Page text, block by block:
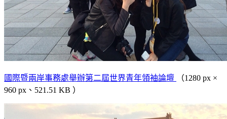
國際暨兩岸事務處舉辦第二屆世界青年領袖論壇
（1280 px ×
960 px、521.51 KB ）